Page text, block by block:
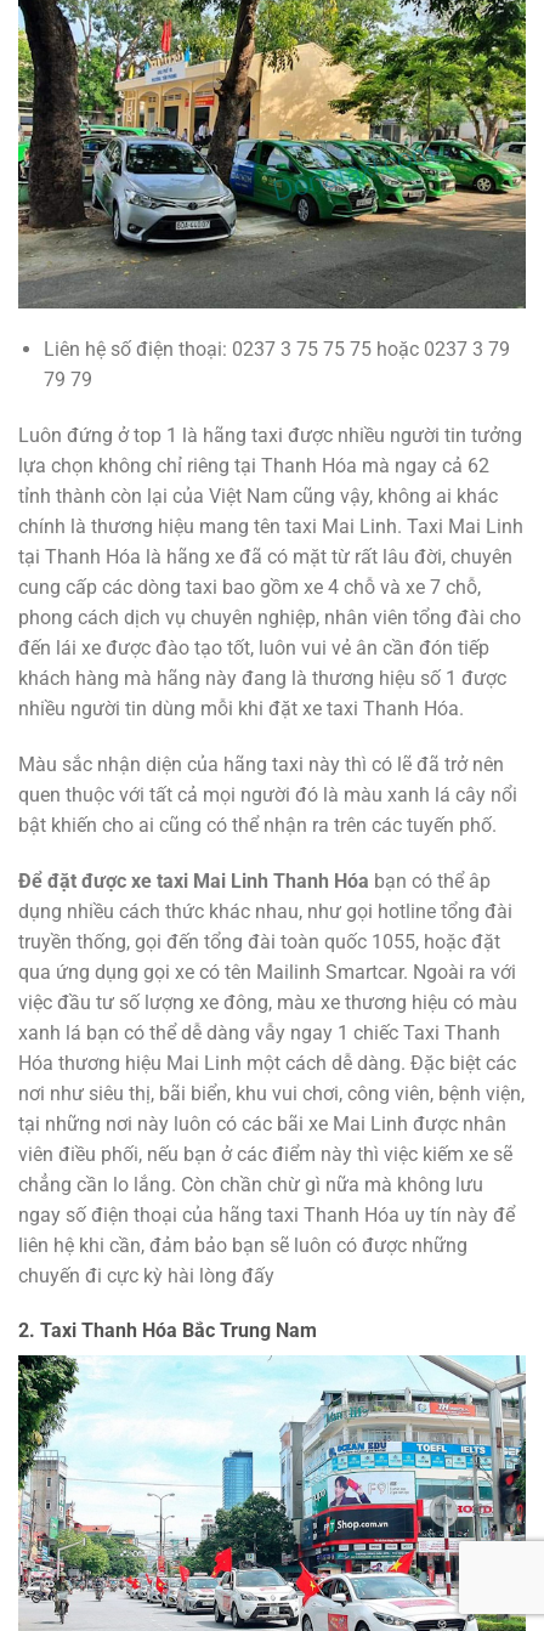
Liên hệ số điện thoại: 0237 3 75 75 75 hoặc 0237 3 79
79 79
Luôn đứng ở top 1 là hãng taxi được nhiều người tin tưởng
lựa chọn không chỉ riêng tại Thanh Hóa mà ngay cả 62
tỉnh thành còn lại của Việt Nam cũng vậy, không ai khác
chính là thương hiệu mang tên taxi Mai Linh. Taxi Mai Linh
tại Thanh Hóa là hãng xe đã có mặt từ rất lâu đời, chuyên
cung cấp các dòng taxi bao gồm xe 4 chỗ và xe 7 chỗ,
phong cách dịch vụ chuyên nghiệp, nhân viên tổng đài cho
đến lái xe được đào tạo tốt, luôn vui vẻ ân cần đón tiếp
khách hàng mà hãng này đang là thương hiệu số 1 được
nhiều người tin dùng mỗi khi đặt xe taxi Thanh Hóa.
Màu sắc nhận diện của hãng taxi này thì có lẽ đã trở nên
quen thuộc với tất cả mọi người đó là màu xanh lá cây nổi
bật khiến cho ai cũng có thể nhận ra trên các tuyến phố.
Để đặt được xe taxi Mai Linh Thanh Hóa bạn có thể âp
dụng nhiều cách thức khác nhau, như gọi hotline tổng đài
truyền thống, gọi đến tổng đài toàn quốc 1055, hoặc đặt
qua ứng dụng gọi xe có tên Mailinh Smartcar. Ngoài ra với
việc đầu tư số lượng xe đông, màu xe thương hiệu có màu
xanh lá bạn có thể dễ dàng vẫy ngay 1 chiếc Taxi Thanh
Hóa thương hiệu Mai Linh một cách dễ dàng. Đặc biệt các
nơi như siêu thị, bãi biển, khu vui chơi, công viên, bệnh viện,
tại những nơi này luôn có các bãi xe Mai Linh được nhân
viên điều phối, nếu bạn ở các điểm này thì việc kiếm xe sẽ
chẳng cần lo lắng. Còn chần chừ gì nữa mà không lưu
ngay số điện thoại của hãng taxi Thanh Hóa uy tín này để
liên hệ khi cần, đảm bảo bạn sẽ luôn có được những
chuyến đi cực kỳ hài lòng đấy
2. Taxi Thanh Hóa Bắc Trung Nam